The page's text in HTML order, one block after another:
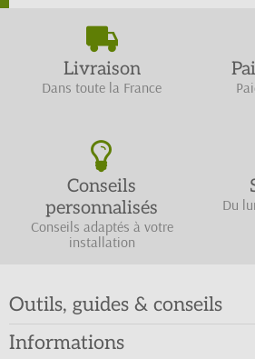
Livraison
Dans toute la France
Conseils
personnalisés
Conseils adaptés à votre
installation
Du
Outils, guides & conseils
Informations